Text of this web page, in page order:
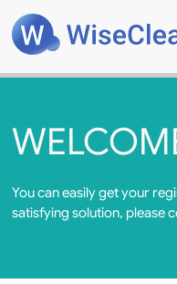
You can easily get your
satisfying solution, please